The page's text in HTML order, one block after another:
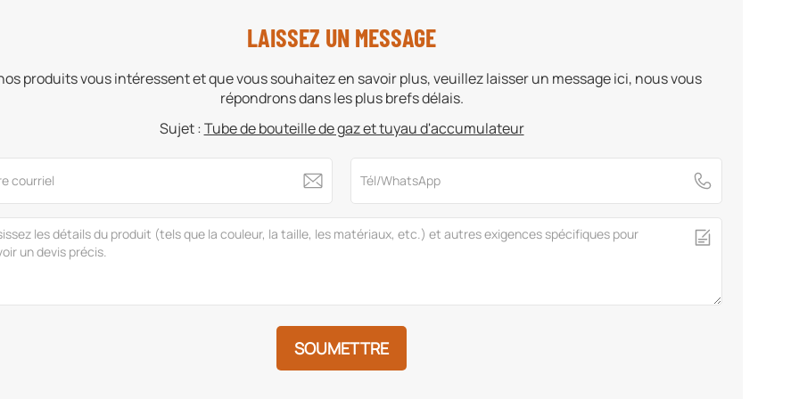
LAISSEZ UN MESSAGE
produits vous intéressent et que vous souhaitez en savoir plus, veuillez laisser un message ici, nous vous
répondrons dans les plus brefs délais.
Sujet :Tube de bouteille de gaz et tuyau d'accumulateur
SOUMETTRE